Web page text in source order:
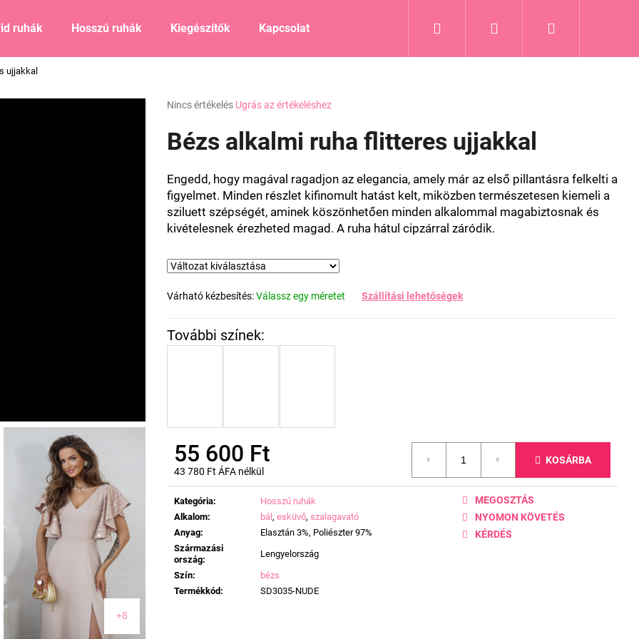
ruhák Hosszú ruhák Kiegészítők Kapcsolat Keresés Bejelentkezés
ujjakkal
A
átlagos
értékelése
0,0
csillag.
Nincs értékelés Ugrás az értékeléshez
Bézs alkalmi ruha flitteres ujjakkal
Engedd, hogy magával ragadjon az elegancia, amely már az első pillantásra felkelti a
figyelmet. Minden részlet kifinomult hatást kelt, miközben természetesen kiemeli a
sziluett szépségét, aminek köszönhetően minden alkalommal magabiztosnak és
kivételesnek érezheted magad. A ruha hátul cipzárral záródik.
Várható kézbesítés:Válassz egy méretet Szállítási lehetőségek
55 600 Ft
43 780 Ft ÁFA nélkül
Egységár:
KOSÁRBA
Kategória:
Hosszú ruhák
Alkalom: bál, esküvő, szalagavató
Anyag:
Elasztán 3%, Poliészter 97%
Származási
ország:
Lengyelország
Szín:
bézs
Termékkód: SD3035-NUDE
KÉRDÉS
NYOMON KÖVETÉS
MEGOSZTÁS
+8
KERESÉS